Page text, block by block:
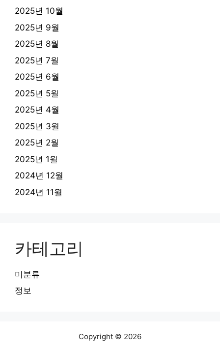
2025년 10월
2025년 9월
2025년 8월
2025년 7월
2025년 6월
2025년 5월
2025년 4월
2025년 3월
2025년 2월
2025년 1월
2024년 12월
2024년 11월
카테고리
미분류
정보
Copyright © 2026